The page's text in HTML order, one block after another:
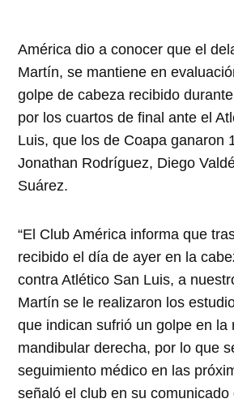
América dio a conocer que el
Martín, se mantiene en
golpe de cabeza recibido
por los cuartos de final ante el
Luis, que los de Coapa ganaron
Jonathan Rodríguez, Diego
Suárez.
“El Club América informa que
recibido el día de ayer en la
contra Atlético San Luis, a
Martín se le realizaron los
que indican sufrió un golpe en la
mandibular derecha, por lo que
seguimiento médico en las
señaló el club en su comunicado